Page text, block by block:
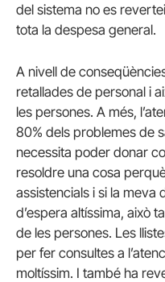
del sistema no es
tota la despesa general.
A nivell de
retallades de personal i
les persones. A més,
80% dels problemes de
necessita poder donar
resoldre una cosa
assistencials i si la meva
d’espera altíssima, això
de les persones. Les
per fer consultes a
moltíssim. I també ha